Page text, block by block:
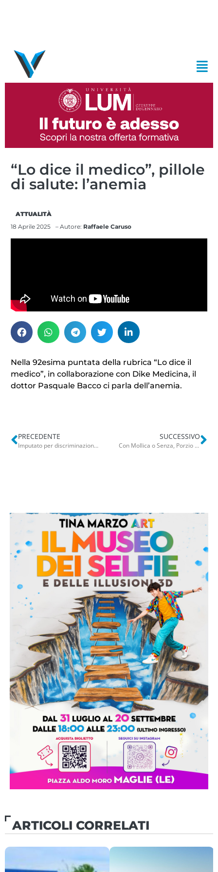
“Lo dice il medico”, pillole
di salute: l’anemia
ATTUALITÀ
18 Aprile 2025
– Autore: Raffaele Caruso
Nella 92esima puntata della rubrica “Lo dice il
medico”, in collaborazione con Dike Medicina, il
dottor Pasquale Bacco ci parla dell’anemia.
PRECEDENTE
Imputato per discriminazione razziale, il pittore barese Gasparro si difende in aula: “Non sono antisemita”
SUCCESSIVO
Con Mollica o Senza, Porzio e L’Antico Vinaio. Scusa se insisto: i gusti dei baresi con Silvio Sisto
ARTICOLI CORRELATI